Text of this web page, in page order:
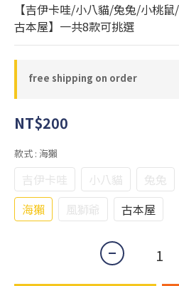
【吉伊卡哇/小八貓/兔兔/小桃
古本屋】一共8款可挑選
free shipping on order
NT$200
款式 : 海獺
吉伊卡哇 小八貓 兔兔
海獺
風獅爺 古本屋